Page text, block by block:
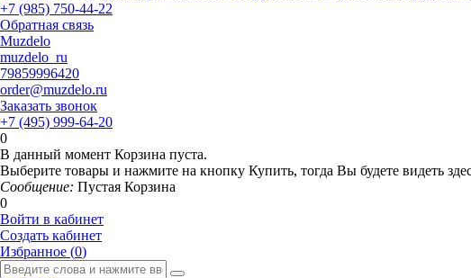
+7 (985) 750-44-22
Обратная связь
Muzdelo
muzdelo_ru
79859996420
order@muzdelo.ru
Заказать звонок
+7 (495) 999-64-20
0
В данный момент Корзина пуста.
Выберите товары и нажмите на кнопку Купить, тогда Вы будете видеть
Сообщение: Пустая Корзина
0
Войти в кабинет
Создать кабинет
Избранное (0)